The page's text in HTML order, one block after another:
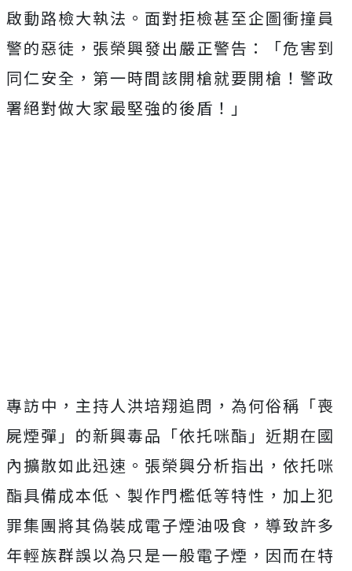
啟動路檢大執法。 面對拒檢甚至企圖衝撞員
警的惡徒，張榮興發出嚴正警告：「危害到
同仁安全，第一時間該開槍就要開槍！ 警政
署絕對做大家最堅強的後盾！」
專訪中，主持人洪培翔追問，為何俗稱「喪
屍煙彈」的新興毒品「依托咪酯」近期在國
內擴散如此迅速。張榮興分析指出， 依托咪
酯具備成本低、製作門檻低等特性， 加上犯
罪集團將其偽裝成電子煙油吸食， 導致許多
年輕族群誤以為只是一般電子煙， 因而在特